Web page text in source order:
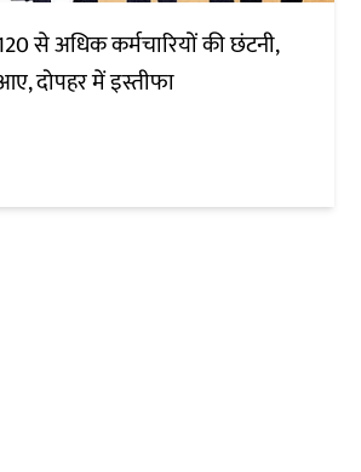
से अधिक कर्मचारियों की छंटनी,
दोपहर में इस्तीफा